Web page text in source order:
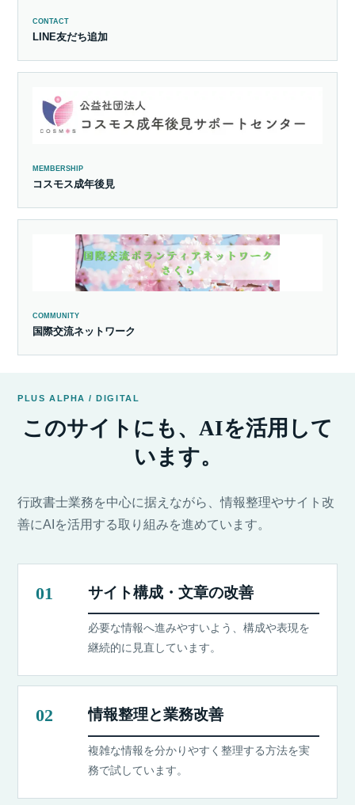
CONTACT
LINE友だち追加
MEMBERSHIP
コスモス成年後見
COMMUNITY
国際交流ネットワーク
PLUS ALPHA / DIGITAL
このサイトにも、AIを活用して
います。
行政書士業務を中心に据えながら、情報整理やサイト改
善にAIを活用する取り組みを進めています。
01 サイト構成・文章の改善
必要な情報へ進みやすいよう、構成や表現を
継続的に見直しています。
02 情報整理と業務改善
複雑な情報を分かりやすく整理する方法を実
務で試しています。